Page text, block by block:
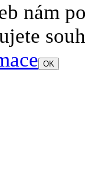
nám